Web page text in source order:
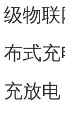
级物
布式
充放